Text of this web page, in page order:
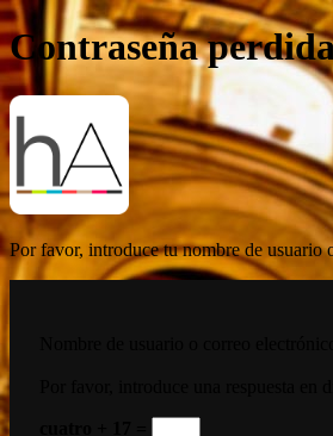
Contraseña
Por favor, introduce tu nombre de usuario